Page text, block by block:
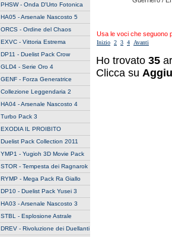
PHSW - Onda D'Urto Fotonica
HA05 - Arsenale Nascosto 5
ORCS - Ordine del Chaos
EXVC - Vittoria Estrema
DP11 - Duelist Pack Crow
GLD4 - Serie Oro 4
GENF - Forza Generatrice
Collezione Leggendaria 2
HA04 - Arsenale Nascosto 4
Turbo Pack 3
EXODIA IL PROIBITO
Duelist Pack Collection 2011
YMP1 - Yugioh 3D Movie Pack
STOR - Tempesta dei Ragnarok
RYMP - Mega Pack Ra Giallo
DP10 - Duelist Pack Yusei 3
HA03 - Arsenale Nascosto 3
STBL - Esplosione Astrale
DREV - Rivoluzione dei Duellanti
Usa le voci che seguono
Inizio 2 3 4 Avanti
Ho trovato 35
Clicca su